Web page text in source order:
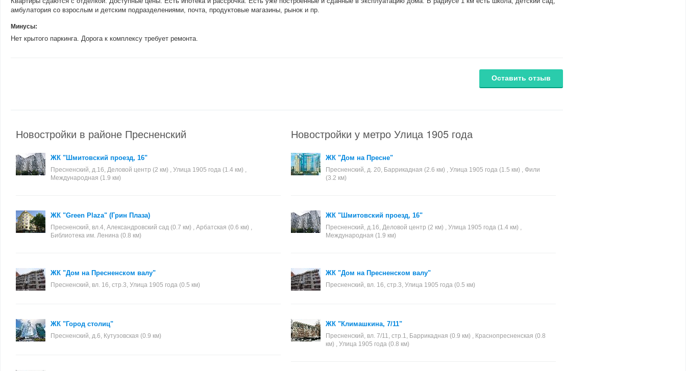
амбулатория со взрослым и детским подразделениями, почта, продуктовые магазины, рынок и пр.
Минусы:
Нет крытого паркинга. Дорога к комплексу требует ремонта.
Оставить отзыв
Новостройки в районе Пресненский
ЖК "Шмитовский проезд, 16"
Пресненский, д.16, Деловой центр (2 км) , Улица 1905 года (1.4 км) ,
Международная (1.9 км)
ЖК "Green Plaza" (Грин Плаза)
Пресненский, вл.4, Александровский сад (0.7 км) , Арбатская (0.6 км) ,
Библиотека им. Ленина (0.8 км)
ЖК "Дом на Пресненском валу"
Пресненский, вл. 16, стр.3, Улица 1905 года (0.5 км)
ЖК "Город столиц"
Пресненский, д.6, Кутузовская (0.9 км)
Новостройки у метро Улица 1905 года
ЖК "Дом на Пресне"
Пресненский, д. 20, Баррикадная (2.6 км) , Улица 1905 года (1.5 км) , Фили
(3.2 км)
ЖК "Шмитовский проезд, 16"
Пресненский, д.16, Деловой центр (2 км) , Улица 1905 года (1.4 км) ,
Международная (1.9 км)
ЖК "Дом на Пресненском валу"
Пресненский, вл. 16, стр.3, Улица 1905 года (0.5 км)
ЖК "Климашкина, 7/11"
Пресненский, вл. 7/11, стр.1, Баррикадная (0.9 км) , Краснопресненская (0.8
км) , Улица 1905 года (0.8 км)